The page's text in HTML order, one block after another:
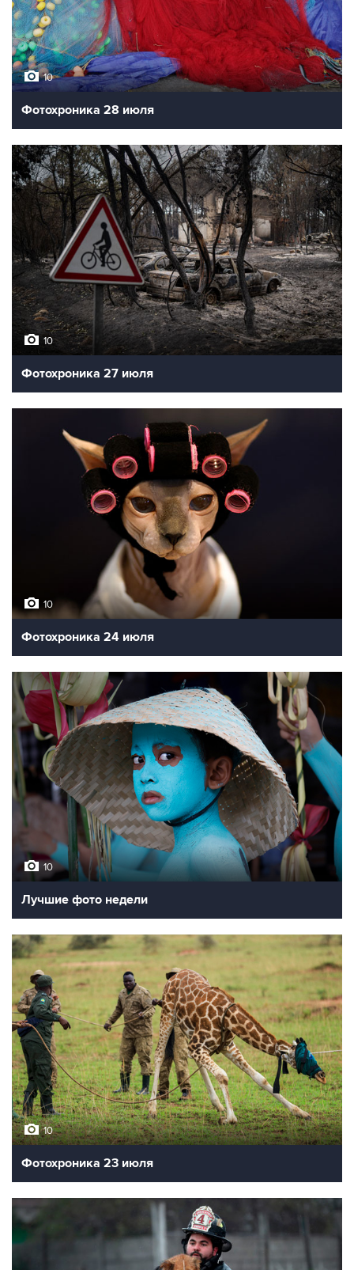
10
Фотохроника 28 июля
10
Фотохроника 27 июля
10
Фотохроника 24 июля
10
Лучшие фото недели
10
Фотохроника 23 июля